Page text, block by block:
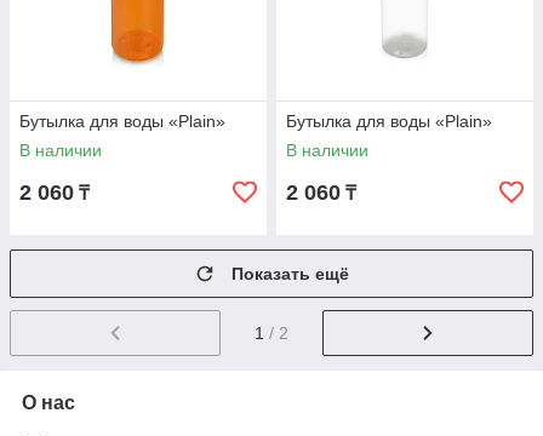
Бутылка для воды «Plain»
В наличии
2 060 ₸
Бутылка для воды «Plain»
В наличии
2 060 ₸
Показать ещё
1 / 2
О нас